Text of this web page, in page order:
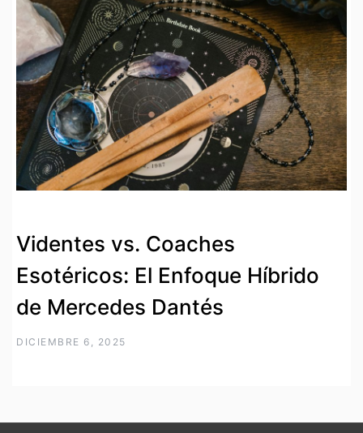
Videntes vs. Coaches
Esotéricos: El Enfoque Híbrido
de Mercedes Dantés
DICIEMBRE 6, 2025